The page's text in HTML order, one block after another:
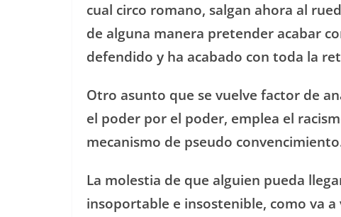
cual circo romano, salgan ahora al
de alguna manera pretender acabar
defendido y ha acabado con toda la
Otro asunto que se vuelve factor de
el poder por el poder, emplea el
mecanismo de pseudo
La molestia de que alguien pueda
insoportable e insostenible, como va